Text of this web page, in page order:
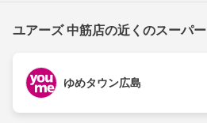
ユアーズ 中筋店の近くのスーパー
ゆめタウン広島